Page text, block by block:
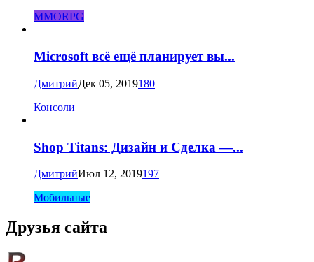
MMORPG
Microsoft всё ещё планирует вы...
ДмитрийДек 05, 2019180
Консоли
Shop Titans: Дизайн и Сделка —...
ДмитрийИюл 12, 2019197
Мобильные
Друзья сайта